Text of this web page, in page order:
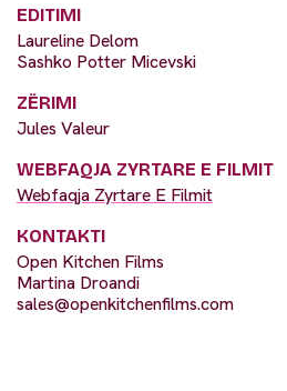
EDITIMI
Laureline Delom
Sashko Potter Micevski
ZËRIMI
Jules Valeur
WEBFAQJA ZYRTARE E FILMIT
Webfaqja Zyrtare E Filmit
KONTAKTI
Open Kitchen Films
Martina Droandi
sales@openkitchenfilms.com